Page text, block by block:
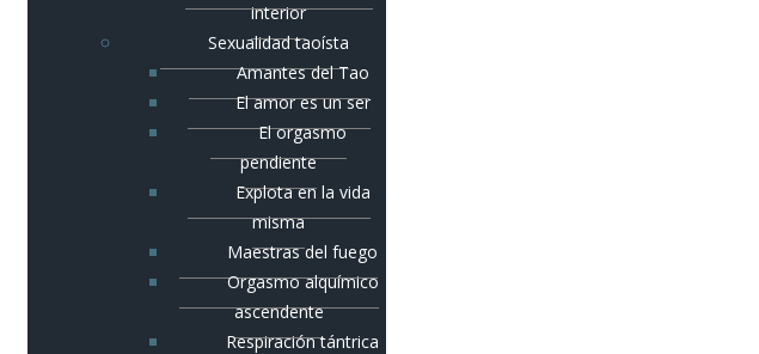
interior
Sexualidad taoísta
Amantes del Tao
El amor es un ser
El orgasmo
pendiente
Explota en la vida
misma
Maestras del fuego
Orgasmo alquímico
ascendente
Respiración tántrica